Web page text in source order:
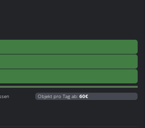
Objekt pro Tag ab: 60€